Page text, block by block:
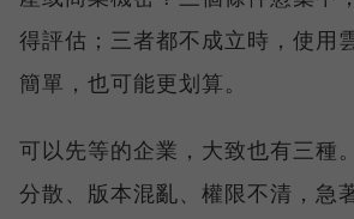
得評估；三者都不成立時，使用
簡單，也可能更划算。
可以先等的企業，大致也有三種
分散、版本混亂、權限不清，急